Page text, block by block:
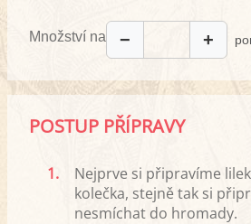
Množství na − +
POSTUP PŘÍPRAVY
1.
Nejprve si připravíme
kolečka, stejně tak si
nesmíchat do hromady.